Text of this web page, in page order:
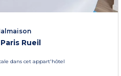
Rueil
dans cet appart'hôtel